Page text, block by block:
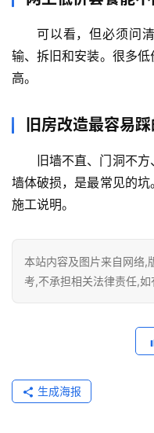
安
安
装
业
资
联
系
我
可以看，但必须问
输、拆旧和安装。很多
高。
旧房改造最容易
旧墙不直、门洞不
墙体破损，是最常见的
施工说明。
本站内容及图片来自网络,
考,不承担相关法律责任,
生成海报